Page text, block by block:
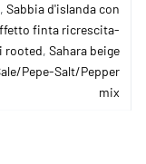
,Sabbia d'islanda con
finta ricrescita-
rooted,Sahara beige
Pepe-Salt/Pepper
mix